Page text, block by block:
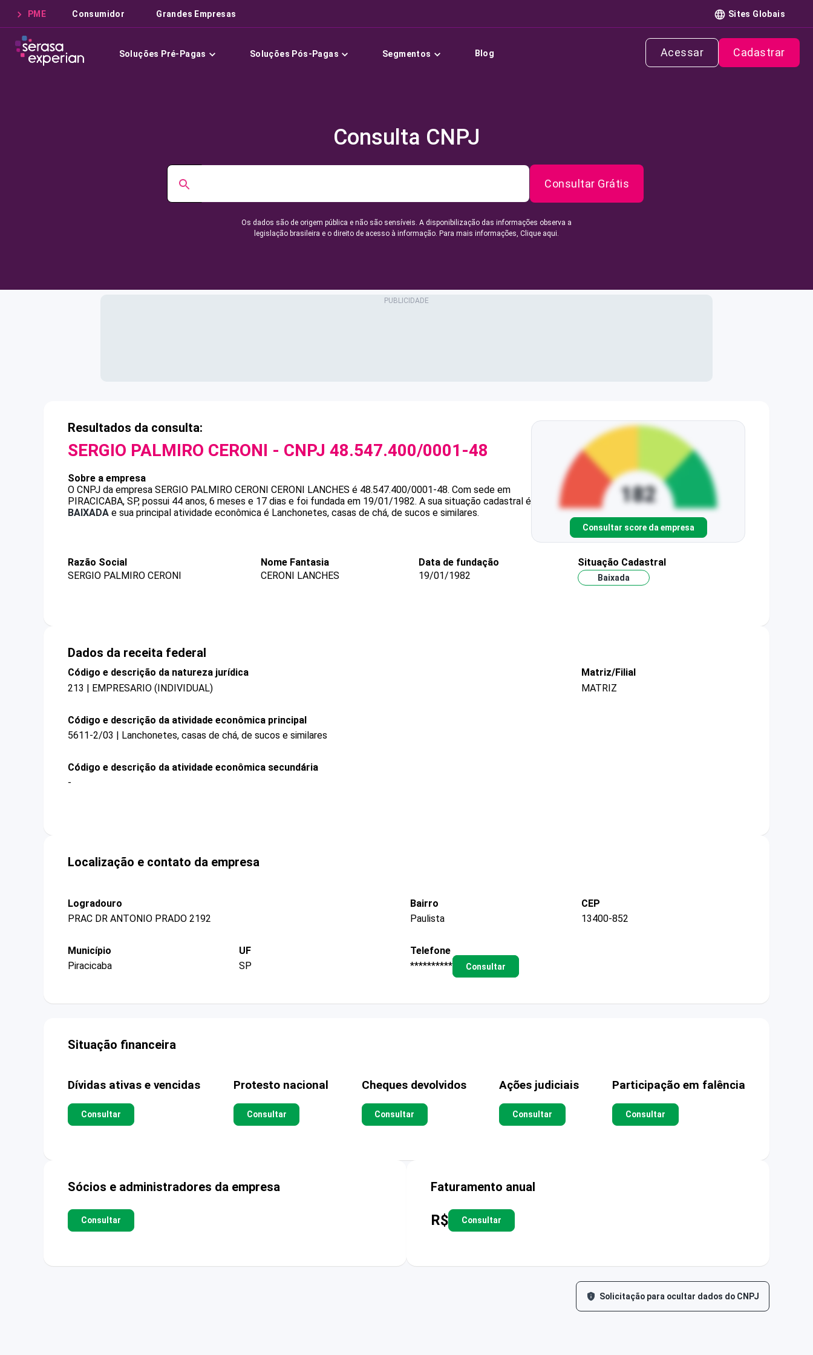
PME Consumidor Grandes Empresas Sites Globais
Soluções Pré-Pagas Soluções Pós-Pagas Segmentos Blog Acessar Cadastrar
Consulta CNPJ
Consultar Grátis
Os dados são de origem pública e não são sensíveis. A disponibilização das informações observa a
legislação brasileira e o direito de acesso à informação. Para mais informações, Clique aqui.
Resultados da consulta:
SERGIO PALMIRO CERONI - CNPJ 48.547.400/0001-48
Sobre a empresa
O CNPJ da empresa SERGIO PALMIRO CERONI CERONI LANCHES é 48.547.400/0001-48. Com sede em
PIRACICABA, SP, possui 44 anos, 6 meses e 17 dias e foi fundada em 19/01/1982. A sua situação cadastral é
BAIXADA e sua principal atividade econômica é Lanchonetes, casas de chá, de sucos e similares.
Consultar score da empresa
Razão Social
SERGIO PALMIRO CERONI
Nome Fantasia
CERONI LANCHES
Data de fundação
19/01/1982
Situação Cadastral
Baixada
Dados da receita federal
Código e descrição da natureza jurídica
213 | EMPRESARIO (INDIVIDUAL)
Matriz/Filial
MATRIZ
Código e descrição da atividade econômica principal
5611-2/03 | Lanchonetes, casas de chá, de sucos e similares
Código e descrição da atividade econômica secundária
-
Localização e contato da empresa
Logradouro
PRAC DR ANTONIO PRADO 2192
Bairro
Paulista
CEP
13400-852
Município
Piracicaba
UF
SP
Telefone
**********
Consultar
Situação financeira
Dívidas ativas e vencidas
Consultar
Protesto nacional
Consultar
Cheques devolvidos
Consultar
Ações judiciais
Consultar
Participação em falência
Consultar
Sócios e administradores da empresa
Consultar
Faturamento anual
R$ Consultar
Solicitação para ocultar dados do CNPJ